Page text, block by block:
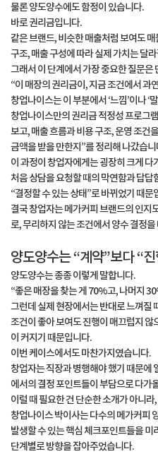
물론 양도양수에도 함정이 있습니다.
바로 권리금입니다.
같은 브랜드, 비슷한 매출처럼 보여도
구조, 매출 구성에 따라 실제 가치는 달
그래서 이 단계에서 가장 중요한 질문은
“이 매장의 권리금이, 지금 조건에서 과
창업나이스는 이 부분에서 ‘느낌’이나 ‘
창업나이스만의 권리금 적정성 프로그
보고, 매출 흐름과 비용 구조, 운영 조건
금액을 받을 만한지”를 정리해 나갔습
이 과정이 창업자에게는 굉장히 크게 다
처음 상담을 요청할 때의 막연함과 답
“결정할 수 있는 상태”로 바뀌었기 때문
결국 창업자는 메가커피 브랜드의 인지
로, 무리하지 않는 조건에서 양수 결정
양도양수는 “계약”보다 “
양도양수는 종종 이렇게 말합니다.
“좋은 매장을 찾는 게 70%고, 나머지
그런데 실제 현장에서는 반대로 느껴질
조건이 좋아 보여도 진행이 매끄럽지
이 커지기 때문입니다.
이번 케이스에서도 마찬가지였습니다.
창업자는 직장과 병행해야 했기 때문에
에서의 결정 포인트들이 부담으로 다가
이럴 때 필요한 건 단순한 소개가 아니
창업나이스 박이사는 다수의 메가커피
발생할 수 있는 핵심 체크포인트들을
단계별로 방향을 잡아주었습니다.